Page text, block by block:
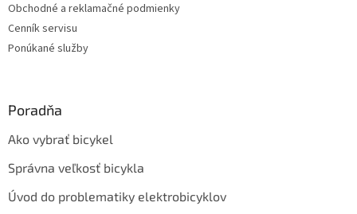
Obchodné a reklamačné podmienky
Cenník servisu
Ponúkané služby
Poradňa
Ako vybrať bicykel
Správna veľkosť bicykla
Úvod do problematiky elektrobicyklov